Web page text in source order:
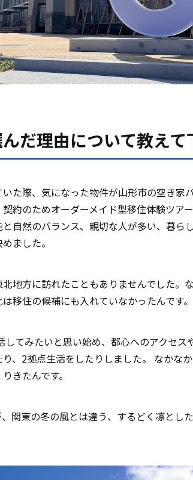
だ理由について教えて
た際、気になった物件が山形市の空き家
約のためオーダーメイド型移住体験ツア
自然のバランス、親切な人が多い、暮ら
ました。
地方に訪れたこともありませんでした。
移住の候補にも入れていなかったんです。
てみたいと思い始め、都心へのアクセス
、2拠点生活をしたりしました。 なかな
きたんです。
関東の冬の風とは違う、するどく凛とし